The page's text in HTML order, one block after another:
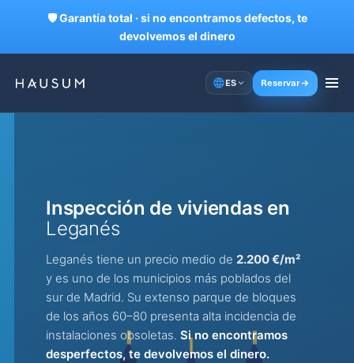
🛡 Garantía total · si no encontramos defectos, te
devolvemos el dinero
ES Reservar
Inspección de viviendas en
Leganés
Leganés tiene un precio medio de 2.200 €/m²
y es uno de los municipios más poblados del
sur de Madrid. Su extenso parque de bloques
de los años 60–80 presenta alta incidencia de
instalaciones obsoletas. Si no encontramos
desperfectos, te devolvemos el dinero.